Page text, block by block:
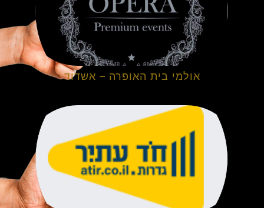
אולמי בית האופרה – אשדוד